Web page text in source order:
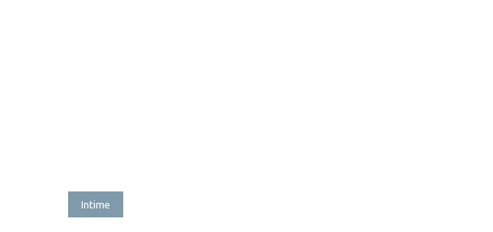
Intime